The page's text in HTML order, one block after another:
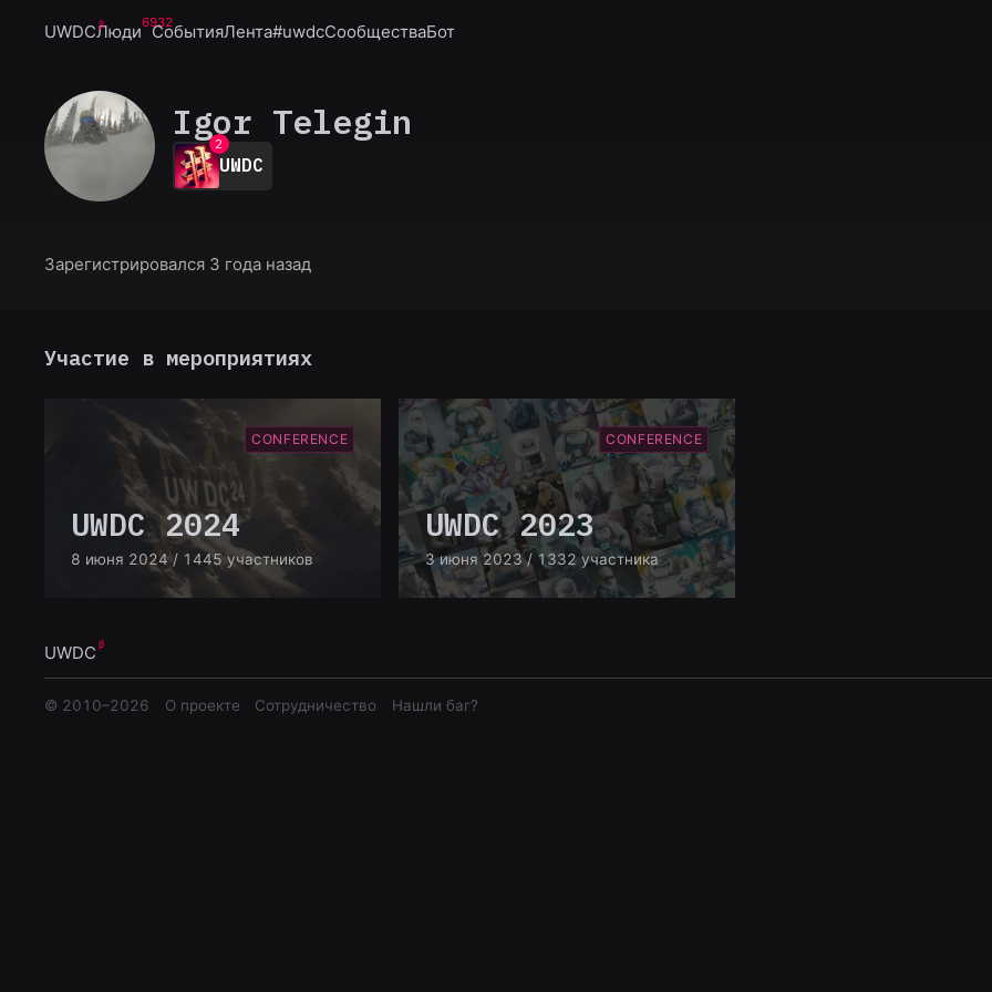
UWDCЛюди6932
СобытияЛента#uwdcСообществаБот
Igor Telegin
1
2
3
4
8
UWDC
Зарегистрировался 3 года назад
Участие в мероприятиях
CONFERENCE
UWDC 2024
8 июня 2024 / 1445 участников
CONFERENCE
UWDC 2023
3 июня 2023 / 1332 участника
UWDC
© 2010–2026 О проекте Сотрудничество Нашли баг?